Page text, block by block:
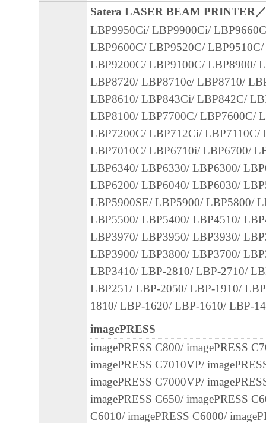
(2) お客様は、上記(1)に基づいて「本ソフ
するためのバックアップとして、「本ソフ
部、複製することができます。
(3) 上記(1)および(2)に定める場合を除き、
ヤノンのライセンサーのいかなる知的財産
と黙示たるとを問わず、本契約書によって
るいは許諾されるものではありません。
(1) お客様は、再使用許諾、譲渡、販売、
くは貸与その他の方法により、第三者に「
ア」を使用させることはできません。
(2) お客様は、「本ソフトウェア」の全部
正、改変、逆コンパイル、逆アセンブル、
エンジニアリング等することはできません
このような行為をさせてはなりません。
３．著作権表示
お客様は、「本ソフトウェア」に含まれる
キヤノンのライセンサーの著作権表示を変
しくは削除してはなりません。
４．所有権
「本ソフトウェア」に係る権原および所有
によりキヤノンまたはキヤノンのライセン
Satera LASER BEAM PRINTER
LBP9950Ci/ LBP9900Ci/
LBP9600C/ LBP9520C/
LBP9200C/ LBP9100C/ LBP8900/
LBP8720/ LBP8710e/ LBP8710/
LBP8610/ LBP843Ci/ LBP842C/
LBP8100/ LBP7700C/ LBP7600C/
LBP7200C/ LBP712Ci/ LBP7110C/
LBP7010C/ LBP6710i/ LBP6700/
LBP6340/ LBP6330/ LBP6300/
LBP6200/ LBP6040/ LBP6030/
LBP5900SE/ LBP5900/ LBP5800/
LBP5500/ LBP5400/ LBP4510/
LBP3970/ LBP3950/ LBP3930/
LBP3900/ LBP3800/ LBP3700/
LBP3410/ LBP-2810/ LBP-2710/
LBP251/ LBP-2050/ LBP-1910/
1810/ LBP-1620/ LBP-1610/ LBP-
imagePRESS
imagePRESS C800/ imagePRESS
imagePRESS C7010VP/
imagePRESS C7000VP/
imagePRESS C650/ imagePRESS
C6010/ imagePRESS C6000/